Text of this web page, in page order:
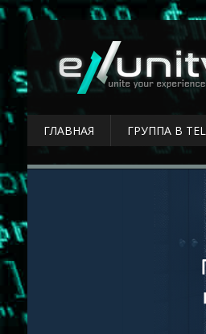
ГЛАВНАЯ ГРУППА В